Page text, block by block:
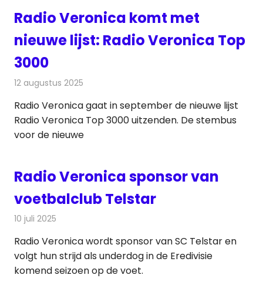
Radio Veronica komt met
nieuwe lijst: Radio Veronica Top
3000
12 augustus 2025
Radio Veronica gaat in september de nieuwe lijst
Radio Veronica Top 3000 uitzenden. De stembus
voor de nieuwe
Radio Veronica sponsor van
voetbalclub Telstar
10 juli 2025
Radio Veronica wordt sponsor van SC Telstar en
volgt hun strijd als underdog in de Eredivisie
komend seizoen op de voet.